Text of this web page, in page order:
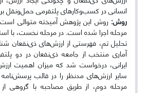
انسانی در کسب‌‌و‌کارهای پلتفرمی حمل‌و‌نقل
روش:روش این پژوهش آمیخته متوالی
مرحله اجرا شده است. در مرحله نخست، با
تحلیل تم، فهرستی از ارزش‌های ذی‌نفعان
آماری منتخب از جامعه ذی‌نفعان در دو
ایرانی، درخواست شد که میزان اهمیت
سایر ارزش‌های مدنظر را در قالب
مرحله دوم، از طریق مصاحبه با گروهی